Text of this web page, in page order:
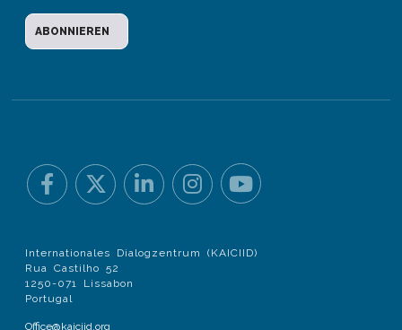
Internationales Dialogzentrum (KAICIID)
Rua Castilho 52
1250-071 Lissabon
Portugal
Office@kaiciid.org